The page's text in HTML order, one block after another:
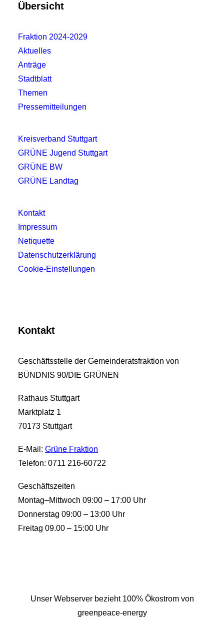
Übersicht
Fraktion 2024-2029
Aktuelles
Anträge
Stadtblatt
Themen
Pressemitteilungen
Kreisverband Stuttgart
GRÜNE Jugend Stuttgart
GRÜNE BW
GRÜNE Landtag
Kontakt
Impressum
Netiquette
Datenschutzerklärung
Cookie-Einstellungen
Kontakt
Geschäftsstelle der Gemeinderatsfraktion von
BÜNDNIS 90/DIE GRÜNEN
Rathaus Stuttgart
Marktplatz 1
70173 Stuttgart
E-Mail: Grüne Fraktion
Telefon: 0711 216-60722
Geschäftszeiten
Montag–Mittwoch 09:00 – 17:00 Uhr
Donnerstag 09:00 – 13:00 Uhr
Freitag 09.00 – 15:00 Uhr
Unser Webserver bezieht 100% Ökostrom von
greenpeace-energy